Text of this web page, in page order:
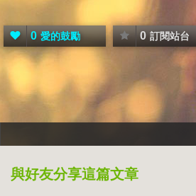
0 愛的鼓勵 0 訂閱站台
與好友分享這篇文章